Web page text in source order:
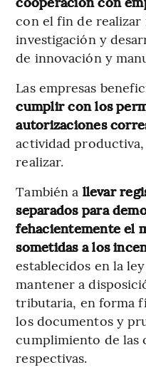
con el fin de realizar
investigación y
de innovación y
Las empresas
cumplir con los
autorizaciones
actividad
realizar.
También a llevar
separados para
fehacientemente el
sometidas a los
establecidos en la
mantener a
tributaria, en forma
los documentos y
cumplimiento de las
respectivas.